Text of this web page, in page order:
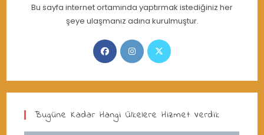
Bu sayfa internet ortamında yaptırmak istediğiniz her
şeye ulaşmanız adına kurulmuştur.
Opens
in
new
Opens
in
new
Opens
new
Bugüne Kadar Hangi Ülkelere Hizmet Verdik